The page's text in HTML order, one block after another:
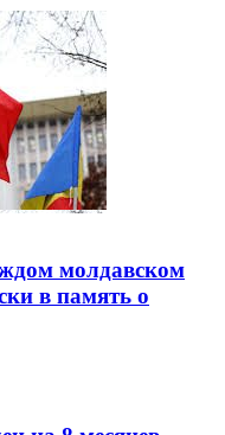
молдавском
в память о